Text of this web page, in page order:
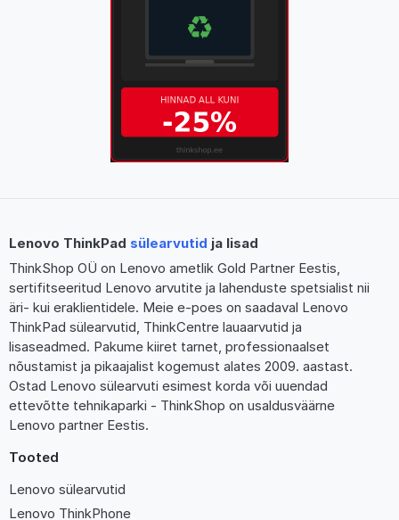
Lenovo ThinkPad sülearvutid ja lisad
ThinkShop OÜ on Lenovo ametlik Gold Partner Eestis,
sertifitseeritud Lenovo arvutite ja lahenduste spetsialist nii
äri- kui eraklientidele. Meie e-poes on saadaval Lenovo
ThinkPad sülearvutid, ThinkCentre lauaarvutid ja
lisaseadmed. Pakume kiiret tarnet, professionaalset
nõustamist ja pikaajalist kogemust alates 2009. aastast.
Ostad Lenovo sülearvuti esimest korda või uuendad
ettevõtte tehnikaparki - ThinkShop on usaldusväärne
Lenovo partner Eestis.
Tooted
Lenovo sülearvutid
Lenovo ThinkPhone